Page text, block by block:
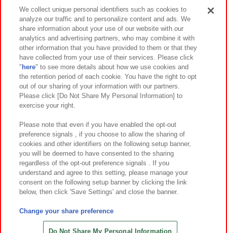
イベント・キャンペーン
関連会社 サステナビリティ サイトポリシー
プライバシーポリシー ウェブアクセシビリティ方針と検証結果
お取引先さまとともに
カスタマーハラスメント対応方針 よくあるご質問・お問い合わせ
©Bandai Namco Amusement Inc.
©Bandai Namco Amusement Lab Inc.
©HANAYASHIKI Co., Ltd. All Rights Reserved.
We collect unique personal identifiers such as cookies to
analyze our traffic and to personalize content and ads. We
share information about your use of our website with our
analytics and advertising partners, who may combine it with
other information that you have provided to them or that they
have collected from your use of their services. Please click
" here" to see more details about how we use cookies and
the retention period of each cookie. You have the right to opt
out of our sharing of your information with our partners.
Please click [Do Not Share My Personal Information] to
exercise your right.
Please note that even if you have enabled the opt-out
preference signals , if you choose to allow the sharing of
cookies and other identifiers on the following setup banner,
you will be deemed to have consented to the sharing
regardless of the opt-out preference signals . If you
understand and agree to this setting, please manage your
consent on the following setup banner by clicking the link
below, then click 'Save Settings' and close the banner.
Change your share preference
Do Not Share My Personal Information